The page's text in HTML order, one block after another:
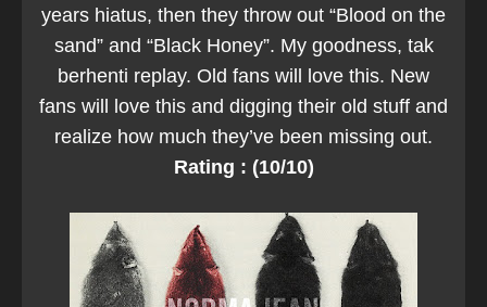
years hiatus, then they throw out “Blood on the
sand” and “Black Honey”. My goodness, tak
berhenti replay. Old fans will love this. New
fans will love this and digging their old stuff and
realize how much they’ve been missing out.
Rating : (10/10)